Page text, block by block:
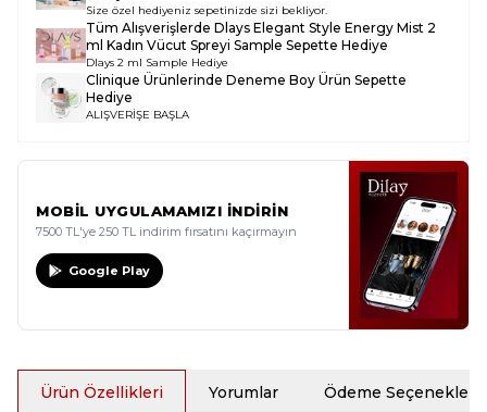
Size özel hediyeniz sepetinizde sizi bekliyor.
Tüm Alışverişlerde Dlays Elegant Style Energy Mist 2
ml Kadın Vücut Spreyi Sample Sepette Hediye
Dlays 2 ml Sample Hediye
Clinique Ürünlerinde Deneme Boy Ürün Sepette
Hediye
ALIŞVERİŞE BAŞLA
MOBİL UYGULAMAMIZI İNDİRİN
7500 TL'ye 250 TL indirim fırsatını kaçırmayın
Google Play
Ürün Özellikleri Yorumlar Ödeme Seçenekleri